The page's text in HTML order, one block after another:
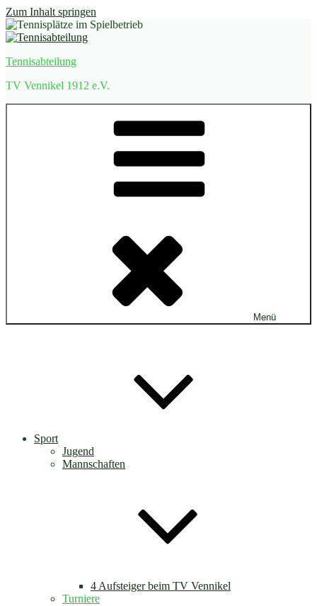
Zum Inhalt springen
Tennisabteilung
TV Vennikel 1912 e.V.
Menü
Sport
Jugend
Mannschaften
4 Aufsteiger beim TV Vennikel
Turniere